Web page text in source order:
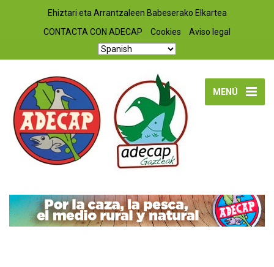
Ehiztari eta Arrantzaleen Babeserako Elkartea
CONTACTA CON ADECAP
Cookies Aviso legal
MENÚ